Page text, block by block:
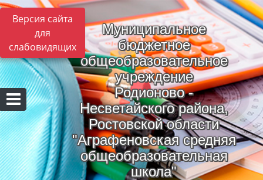
Версия сайта
для
слабовидящих
Муниципальное
бюджетное
общеобразовательное
учреждение
Родионово -
Несветайского района,
Ростовской области
"Аграфеновская средняя
общеобразовательная
школа"